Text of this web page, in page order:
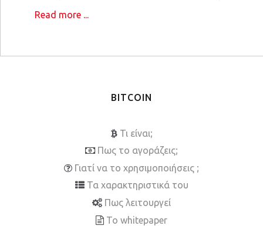
Read more ...
BITCOIN
Τι είναι;
Πως το αγοράζεις;
Γιατί να το χρησιμοποιήσεις ;
Τα χαρακτηριστικά του
Πως λειτουργεί
To whitepaper